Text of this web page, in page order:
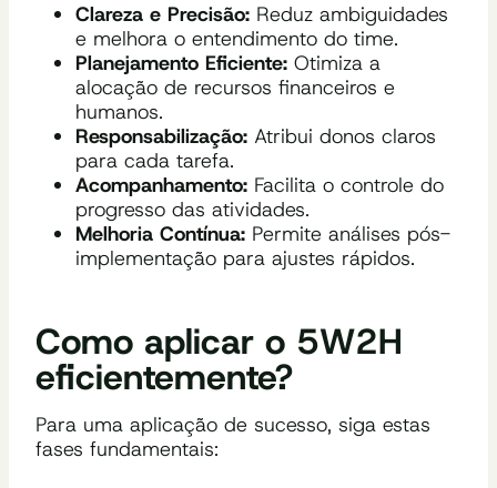
Clareza e Precisão: Reduz ambiguidades
e melhora o entendimento do time.
Planejamento Eficiente: Otimiza a
alocação de recursos financeiros e
humanos.
Responsabilização: Atribui donos claros
para cada tarefa.
Acompanhamento: Facilita o controle do
progresso das atividades.
Melhoria Contínua: Permite análises pós-
implementação para ajustes rápidos.
Como aplicar o 5W2H
eficientemente?
Para uma aplicação de sucesso, siga estas
fases fundamentais: